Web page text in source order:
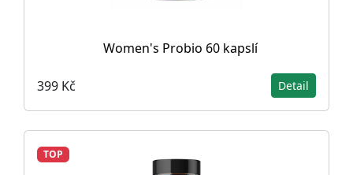
Women's Probio 60 kapslí
399 Kč Detail
TOP